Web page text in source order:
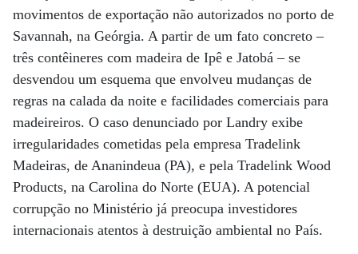
movimentos de exportação não autorizados no porto de
Savannah, na Geórgia. A partir de um fato concreto –
três contêineres com madeira de Ipê e Jatobá – se
desvendou um esquema que envolveu mudanças de
regras na calada da noite e facilidades comerciais para
madeireiros. O caso denunciado por Landry exibe
irregularidades cometidas pela empresa Tradelink
Madeiras, de Ananindeua (PA), e pela Tradelink Wood
Products, na Carolina do Norte (EUA). A potencial
corrupção no Ministério já preocupa investidores
internacionais atentos à destruição ambiental no País.